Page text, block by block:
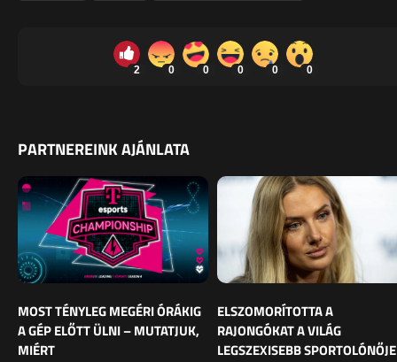
2 0 0 0 0 0
PARTNEREINK AJÁNLATA
MOST TÉNYLEG MEGÉRI ÓRÁKIG
A GÉP ELŐTT ÜLNI – MUTATJUK,
MIÉRT
ELSZOMORÍTOTTA A
RAJONGÓKAT A VILÁG
LEGSZEXISEBB SPORTOLÓNŐJE